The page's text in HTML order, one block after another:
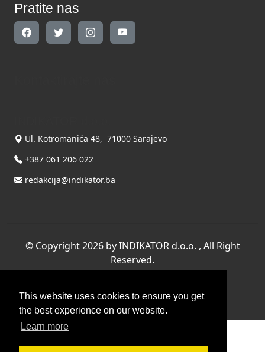
This website uses cookies to ensure you get
the best experience on our website.
Learn more
Pratite nas
Ul. Kotromanića 48, 71000 Sarajevo
+387 061 206 022
redakcija@indikator.ba
© Copyright 2026 by INDIKATOR d.o.o. , All Right
Reserved.
Powered by THYME SYSTEMS doo